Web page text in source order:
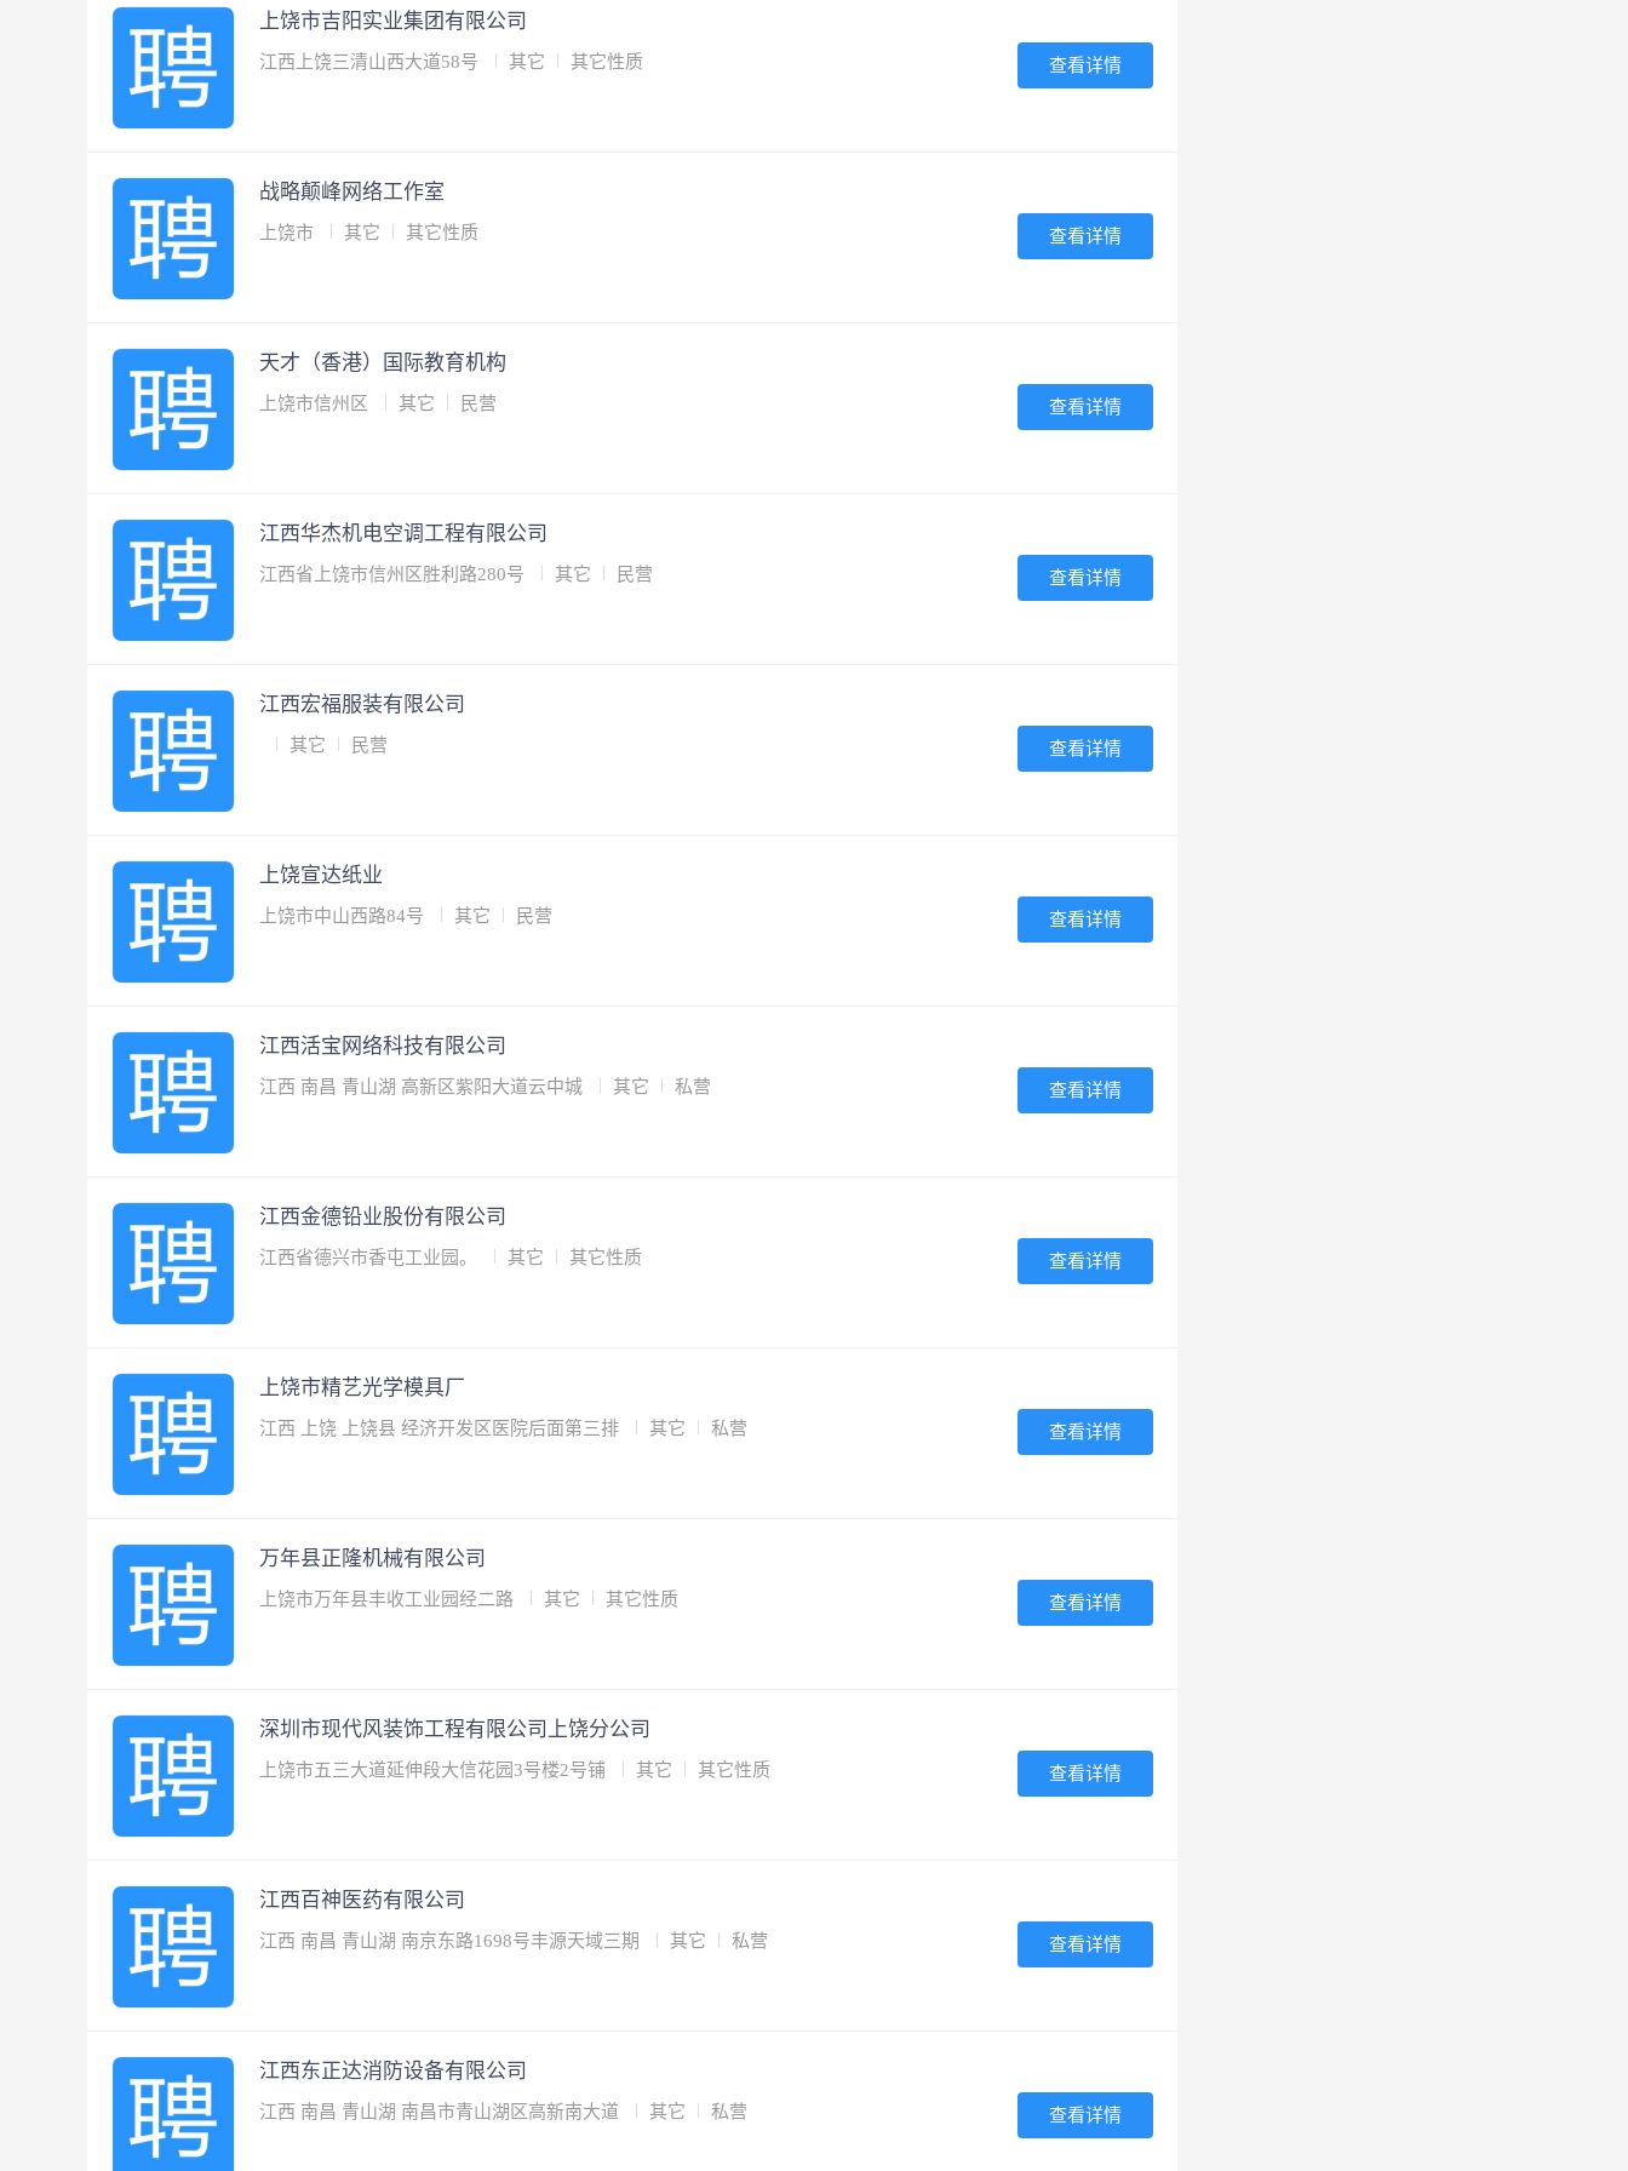
上饶市吉阳实业集团有限公司
江西上饶三清山西大道58号 其它 其它性质 查看详情
战略颠峰网络工作室
上饶市 其它 其它性质 查看详情
天才（香港）国际教育机构
上饶市信州区 其它 民营 查看详情
江西华杰机电空调工程有限公司
江西省上饶市信州区胜利路280号 其它 民营 查看详情
江西宏福服装有限公司
其它 民营 查看详情
上饶宣达纸业
上饶市中山西路84号 其它 民营 查看详情
江西活宝网络科技有限公司
江西 南昌 青山湖 高新区紫阳大道云中城 其它 私营 查看详情
江西金德铅业股份有限公司
江西省德兴市香屯工业园。 其它 其它性质 查看详情
上饶市精艺光学模具厂
江西 上饶 上饶县 经济开发区医院后面第三排 其它 私营 查看详情
万年县正隆机械有限公司
上饶市万年县丰收工业园经二路 其它 其它性质 查看详情
深圳市现代风装饰工程有限公司上饶分公司
上饶市五三大道延伸段大信花园3号楼2号铺 其它 其它性质 查看详情
江西百神医药有限公司
江西 南昌 青山湖 南京东路1698号丰源天域三期 其它 私营 查看详情
江西东正达消防设备有限公司
江西 南昌 青山湖 南昌市青山湖区高新南大道 其它 私营 查看详情